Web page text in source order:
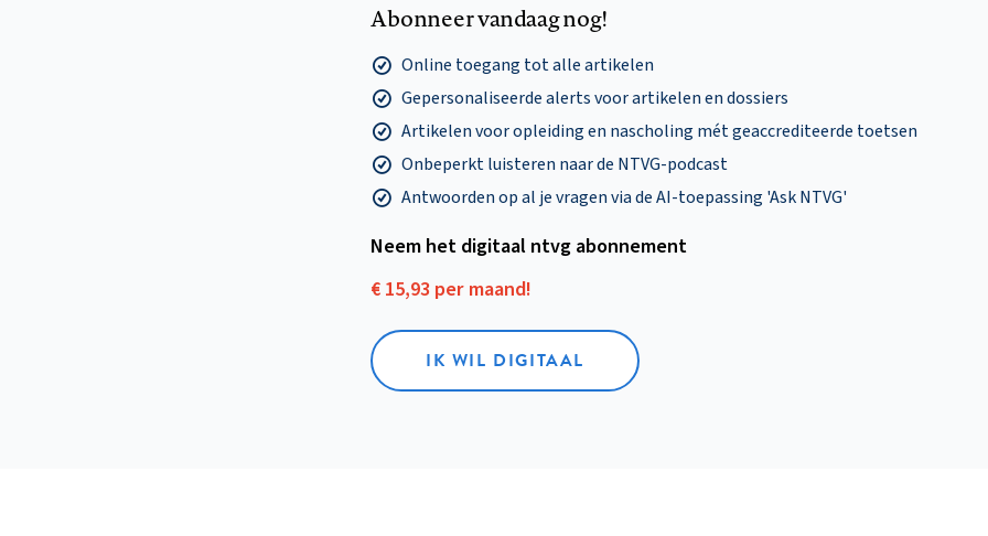
Abonneer vandaag nog!
Online toegang tot alle artikelen
Gepersonaliseerde alerts voor artikelen en dossiers
Artikelen voor opleiding en nascholing mét geaccrediteerde toetsen
Onbeperkt luisteren naar de NTVG-podcast
Antwoorden op al je vragen via de AI-toepassing 'Ask NTVG'
Neem het digitaal ntvg abonnement
€ 15,93 per maand!
IK WIL DIGITAAL